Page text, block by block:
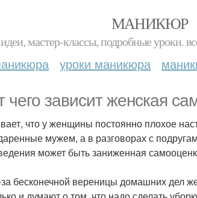
МАНИКЮР
мастер-классы, подробные уроки.
уроки маникюра
чего зависит женская
что у женщины постоянно плохое
мужем, а в разговорах с
может быть заниженная
бесконечной вереницы домашних дел